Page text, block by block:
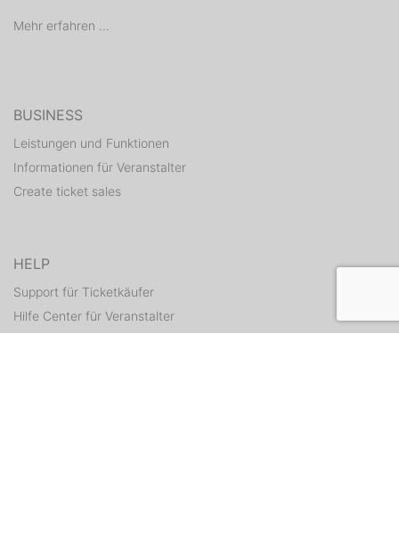
Mehr erfahren ...
BUSINESS
Leistungen und Funktionen
Informationen für Veranstalter
Create ticket sales
HELP
Support für Ticketkäufer
Hilfe Center für Veranstalter